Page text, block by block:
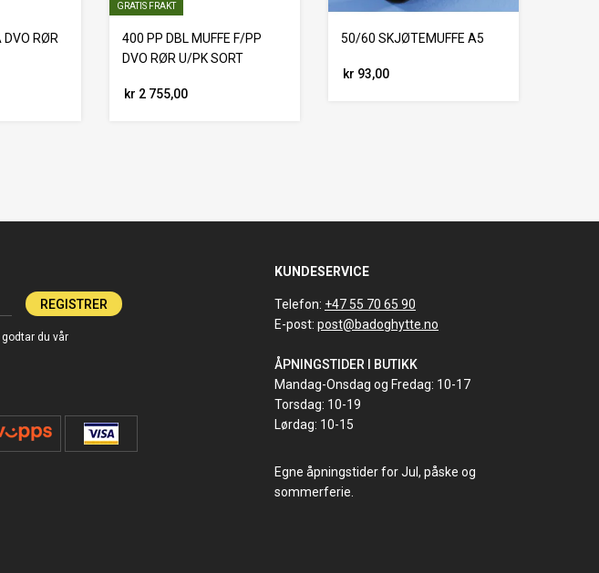
DVO RØR
GRATIS FRAKT
400 PP DBL MUFFE F/PP
DVO RØR U/PK SORT
kr 2 755,00
50/60 SKJØTEMUFFE A5
kr 93,00
REGISTRER
du vår
KUNDESERVICE
Telefon: +47 55 70 65 90
E-post: post@badoghytte.no
ÅPNINGSTIDER I BUTIKK
Mandag-Onsdag og Fredag: 10-17
Torsdag: 10-19
Lørdag: 10-15
Egne åpningstider for Jul, påske og
sommerferie.